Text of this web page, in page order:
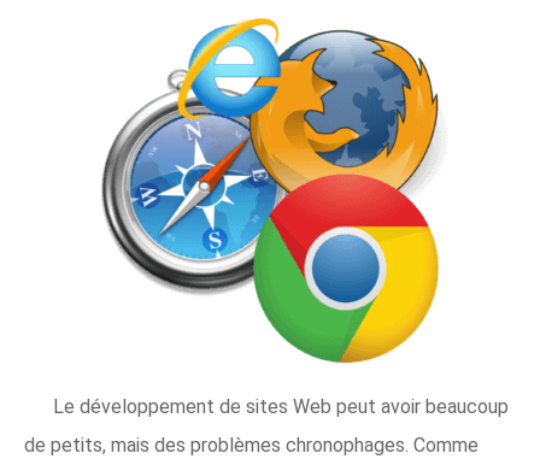
Le développement de sites Web peut avoir beaucoup
de petits, mais des problèmes chronophages. Comme